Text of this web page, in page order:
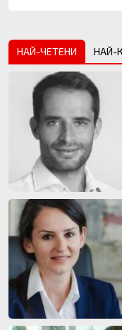
НАЙ-ЧЕТЕНИ НАЙ-